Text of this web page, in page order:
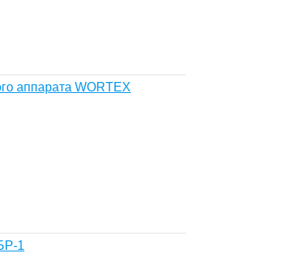
аппарата WORTEX
1